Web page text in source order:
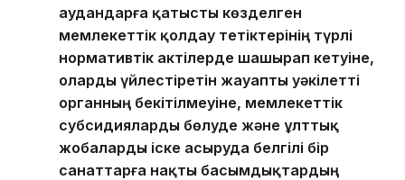
аудандарға қатысты көзделген
мемлекеттік қолдау тетіктерінің түрлі
нормативтік актілерде шашырап кетуіне,
оларды үйлестіретін жауапты уәкілетті
органның бекітілмеуіне, мемлекеттік
субсидияларды бөлуде және ұлттық
жобаларды іске асыруда белгілі бір
санаттарға нақты басымдықтардың